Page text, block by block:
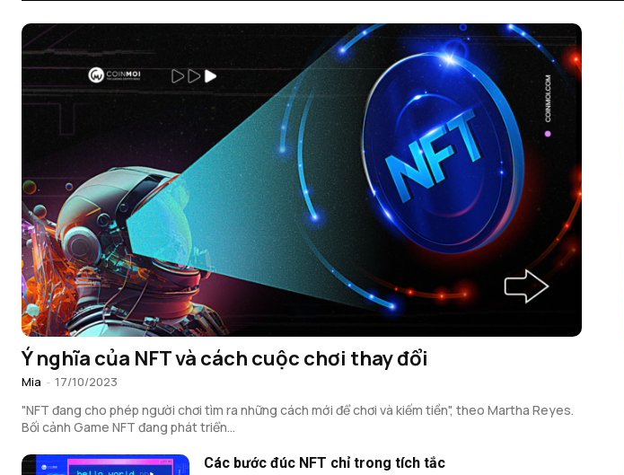
Ý nghĩa của NFT và cách cuộc chơi thay đổi
Mia - 17/10/2023
"NFT đang cho phép người chơi tìm ra những cách mới để chơi và kiếm tiền", theo Martha Reyes.
Bối cảnh Game NFT đang phát triển...
Các bước đúc NFT chỉ trong tích tắc